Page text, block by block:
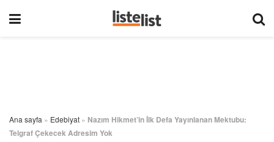
Ana sayfa » Edebiyat » Nazım Hikmet’in İlk Defa Yayınlanan Mektubu:
Telgraf Çekecek Adresim Yok